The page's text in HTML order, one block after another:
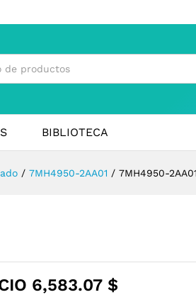
BIBLIOTECA
/ 7MH4950-2AA01 / 7MH4950-2AA01
6,583.07 $